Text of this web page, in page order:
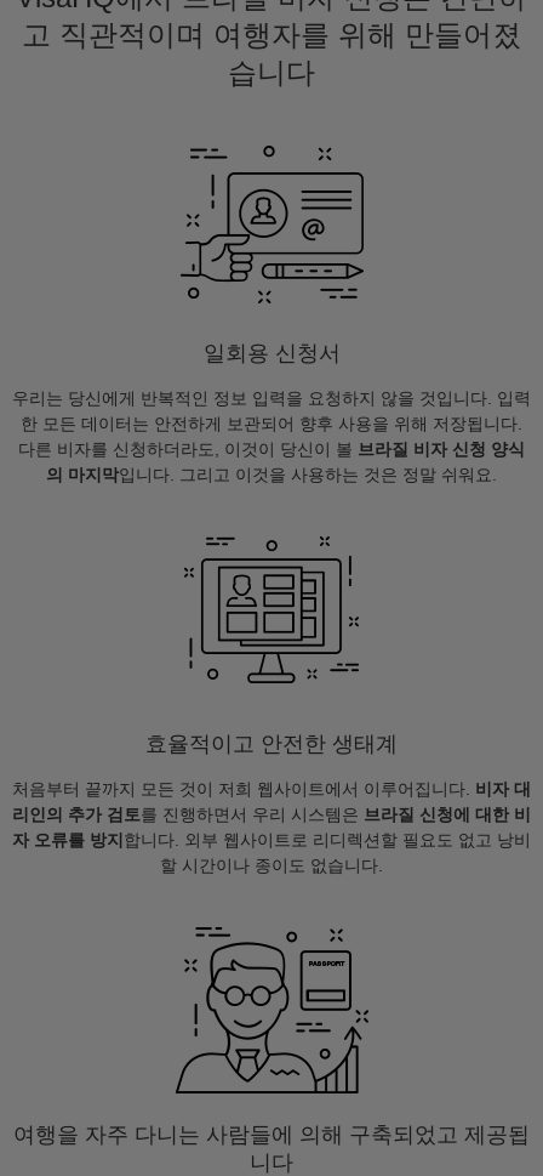
고 직관적이며 여행자를 위해 만들어졌
습니다
일회용 신청서
우리는 당신에게 반복적인 정보 입력을 요청하지 않을 것입니다. 입력
한 모든 데이터는 안전하게 보관되어 향후 사용을 위해 저장됩니다.
다른 비자를 신청하더라도, 이것이 당신이 볼 브라질 비자 신청 양식
의 마지막입니다. 그리고 이것을 사용하는 것은 정말 쉬워요.
효율적이고 안전한 생태계
처음부터 끝까지 모든 것이 저희 웹사이트에서 이루어집니다. 비자 대
리인의 추가 검토를 진행하면서 우리 시스템은 브라질 신청에 대한 비
자 오류를 방지 합니다. 외부 웹사이트로 리디렉션할 필요도 없고 낭비
할 시간이나 종이도 없습니다.
여행을 자주 다니는 사람들에 의해 구축되었고 제공됩
니다